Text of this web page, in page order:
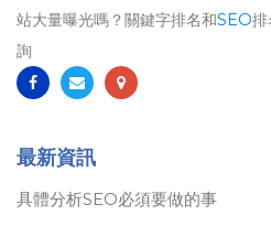
站大量曝光嗎？關鍵字排名和SEO排
詢
最新資訊
具體分析SEO必須要做的事